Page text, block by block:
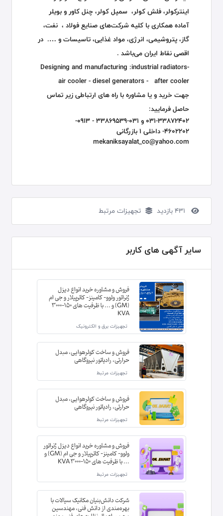
اینترکولر، فلش کولر، سمپل کولر، چنل کاور و بویلر
آماده همکاری با کلیه شرکت‌هایصنایع فولاد ، نفت،
گاز، پتروشیمی، انرژی، مواد غذایی، تاسیسات و …. در
اقصی نقاط ایران می‌باشد .
Designing and manufacturing :industrial radiators-
air cooler - diesel generators - after cooler
جهت خرید و یا مشاوره با راه های ارتباطی زیر تماس
حاصل فرمایید:
031-33872402 و 031-33869539 - 0913-
4602202- داخلی 1 بازرگانی
mekaniksayalat_co@yahoo.com
تجهیزات مرتبط
سایر آگهی های کاربر
فروش و مشاوره خرید انواع دیزل
ژنراتور ولوو- کامینز- کاترپیلار و جی ام
(GM) و ... با ظرفیت های 150-3000
KVA
تجهیزات برق و الکترونیک
فروش و ساخت کولرهوایی، مبدل
حرارتی، رادیاتور نیروگاهی
تجهیزات مرتبط
فروش و ساخت کولرهوایی، مبدل
حرارتی، رادیاتور نیروگاهی
تجهیزات مرتبط
فروش و مشاوره خرید انواع دیزل ژنراتور
ولوو- کامینز- کاترپیلار و جی ام (GM) و
... با ظرفیت های 150-3000 KVA
تجهیزات مرتبط
شرکت دانش‌بنیان مکانیک سیالات با
بهره‌مندی از دانش فنی، مهندسین